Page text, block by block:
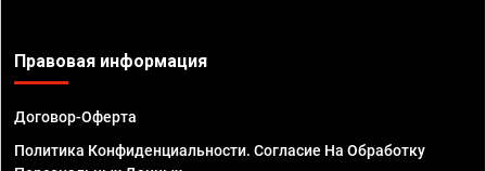
Правовая информация
Договор-Оферта
Политика Конфиденциальности. Согласие На Обработку